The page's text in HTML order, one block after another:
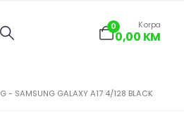
0 Korpa
0,00 KM
- SAMSUNG GALAXY A17 4/128 BLACK